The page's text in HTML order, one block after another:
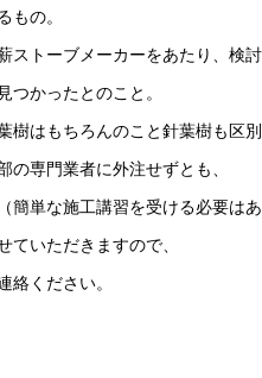
もの。
ストーブメーカーをあたり、検討
つかったとのこと。
樹はもちろんのこと針葉樹も区
の専門業者に外注せずとも、
簡単な施工講習を受ける必要はあ
ていただきますので、
絡ください。